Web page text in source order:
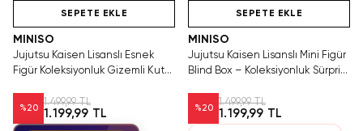
SEPETE EKLE
MINISO
Jujutsu Kaisen Lisanslı Esnek
Figür Koleksiyonluk Gizemli Kutu
%20
1.499,99 TL
1.199,99 TL
SEPETE EKLE
MINISO
Jujutsu Kaisen Lisanslı Mini Figür
Blind Box – Koleksiyonluk Sürpriz
%20
1.499,99 TL
1.199,99 TL